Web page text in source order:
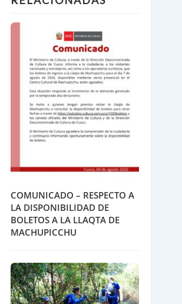
COMUNICADO – RESPECTO A
LA DISPONIBILIDAD DE
BOLETOS A LA LLAQTA DE
MACHUPICCHU